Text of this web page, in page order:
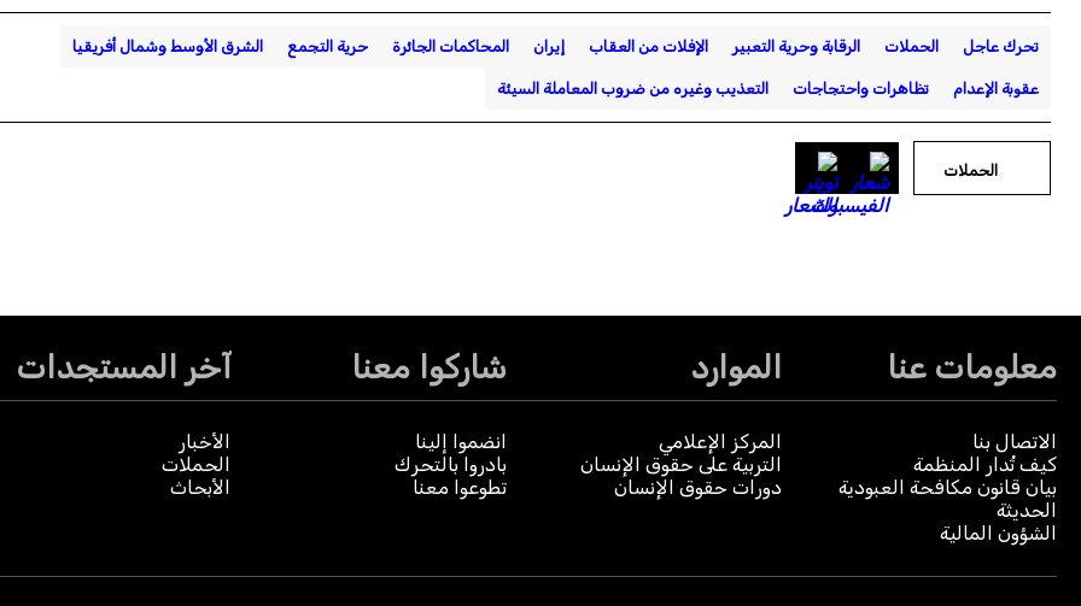
تحرك عاجل الحملات الرقابة وحرية التعبير الإفلات من العقاب إيران المحاكمات الجائرة حرية التجمع الشرق الأوسط وشمال أفريقيا
عقوبة الإعدام تظاهرات واحتجاجات التعذيب وغيره من ضروب المعاملة السيئة
الحملات
معلومات عنا
الاتصال بنا
كيف تُدار المنظمة
بيان قانون مكافحة العبودية
الحديثة
الشؤون المالية
الموارد
المركز الإعلامي
التربية على حقوق الإنسان
دورات حقوق الإنسان
شاركوا معنا
انضموا إلينا
بادروا بالتحرك
تطوعوا معنا
آخر المستجدات
الأخبار
الحملات
الأبحاث